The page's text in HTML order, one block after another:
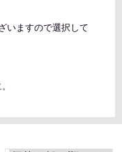
ますので選択して